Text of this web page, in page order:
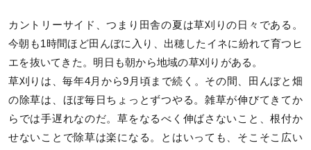
カントリーサイド、つまり田舎の夏は草刈りの日々である。
今朝も1時間ほど田んぼに入り、出穂したイネに紛れて育つヒ
エを抜いてきた。明日も朝から地域の草刈りがある。
草刈りは、毎年4月から9月頃まで続く。その間、田んぼと畑
の除草は、ほぼ毎日ちょっとずつやる。雑草が伸びてきてか
らでは手遅れなのだ。草をなるべく伸ばさないこと、根付か
せないことで除草は楽になる。とはいっても、そこそこ広い